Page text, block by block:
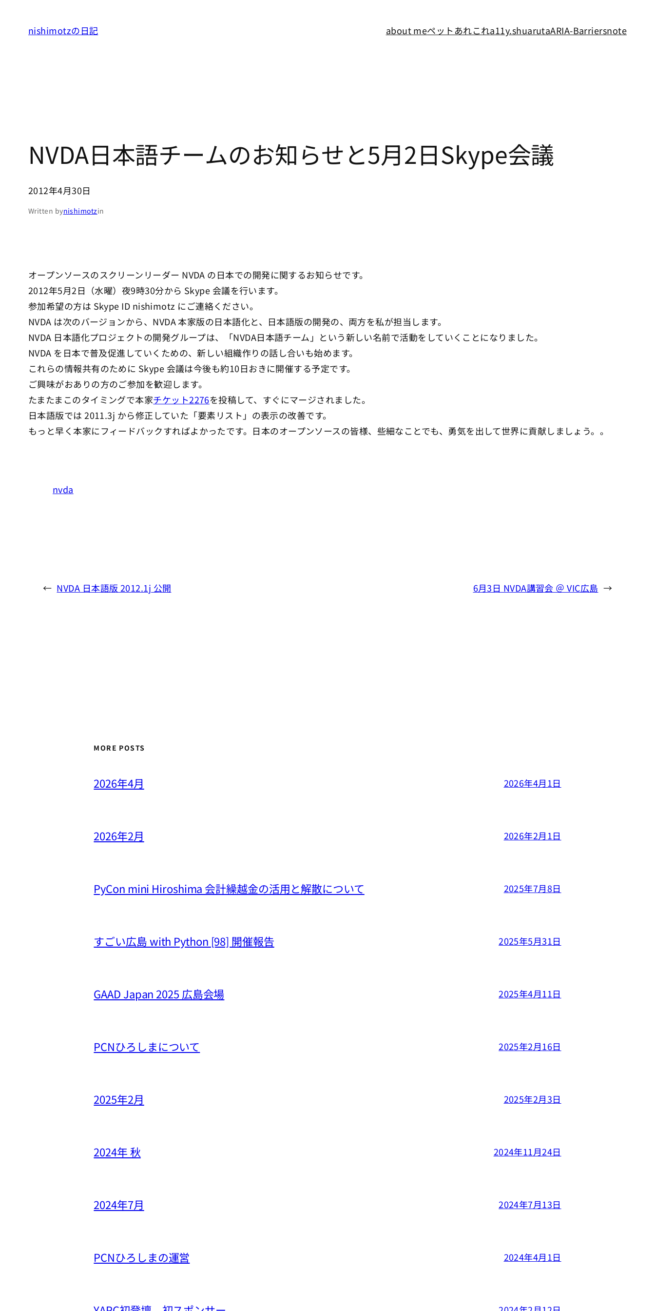
nishimotzの日記 about meペットあれこれa11y.shuarutaARIA-Barriersnote
NVDA日本語チームのお知らせと5月2日Skype会議
2012年4月30日
Written bynishimotzin
オープンソースのスクリーンリーダー NVDA の日本での開発に関するお知らせです。
2012年5月2日（水曜）夜9時30分から Skype 会議を行います。
参加希望の方は Skype ID nishimotz にご連絡ください。
NVDA は次のバージョンから、NVDA 本家版の日本語化と、日本語版の開発の、両方を私が担当します。
NVDA 日本語化プロジェクトの開発グループは、「NVDA日本語チーム」という新しい名前で活動をしていくことになりました。
NVDA を日本で普及促進していくための、新しい組織作りの話し合いも始めます。
これらの情報共有のために Skype 会議は今後も約10日おきに開催する予定です。
ご興味がおありの方のご参加を歓迎します。
たまたまこのタイミングで本家チケット2276を投稿して、すぐにマージされました。
日本語版では 2011.3j から修正していた「要素リスト」の表示の改善です。
もっと早く本家にフィードバックすればよかったです。日本のオープンソースの皆様、些細なことでも、勇気を出して世界に貢献しましょう。。
nvda
← NVDA 日本語版 2012.1j 公開 6月3日 NVDA講習会 ＠ VIC広島 →
MORE POSTS
2026年4月 2026年4月1日
2026年2月 2026年2月1日
PyCon mini Hiroshima 会計繰越金の活用と解散について 2025年7月8日
すごい広島 with Python [98] 開催報告 2025年5月31日
GAAD Japan 2025 広島会場 2025年4月11日
PCNひろしまについて 2025年2月16日
2025年2月 2025年2月3日
2024年 秋 2024年11月24日
2024年7月 2024年7月13日
PCNひろしまの運営 2024年4月1日